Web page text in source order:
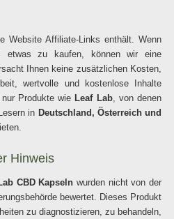
Website Affiliate-Links enthält. Wenn
zu kaufen, können wir eine
Ihnen keine zusätzlichen Kosten,
wertvolle und kostenlose Inhalte
Produkte wie Leaf Lab, von denen
in Deutschland, Österreich und
Hinweis
CBD Kapseln wurden nicht von der
bewertet. Dieses Produkt
zu diagnostizieren, zu behandeln,